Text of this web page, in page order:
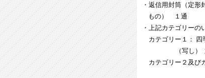
・返信用封筒（定
もの） １通
・上記カテゴリー
カテゴリー１： 四
（写し） 主務官
カテゴリー２及び
合計表（受